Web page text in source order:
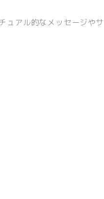
ュアル的なメッセージやサ